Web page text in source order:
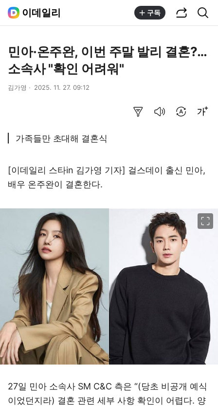
이데일리 구독
민아·온주완, 이번 주말 발리 결혼?…
소속사 "확인 어려워"
김가영 2025. 11. 27. 09:12
가족들만 초대해 결혼식
[이데일리 스타in 김가영 기자] 걸스데이 출신 민아,
배우 온주완이 결혼한다.
27일 민아 소속사 SM C&C 측은 “(당초 비공개 예식
이었던지라) 결혼 관련 세부 사항 확인이 어렵다. 양